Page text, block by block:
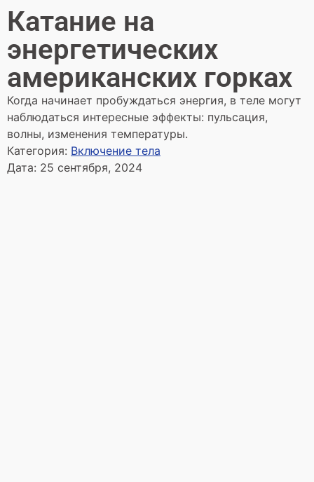
Катание на
энергетических
американских горках
Когда начинает пробуждаться энергия, в теле могут
наблюдаться интересные эффекты: пульсация,
волны, изменения температуры.
Категория: Включение тела
Дата: 25 сентября, 2024